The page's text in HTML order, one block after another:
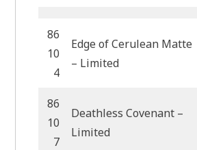
86
10
4
Edge of Cerulean Matte
– Limited
86
10
7
Deathless Covenant –
Limited